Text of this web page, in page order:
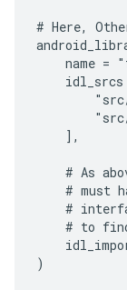
# Here,
name =
idl_srcs
    ],
# As
# must
#
# to
)